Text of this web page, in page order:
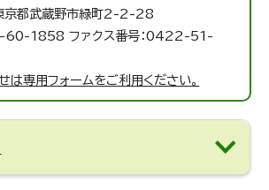
都武蔵野市緑町2-2-28
60-1858 ファクス番号：0422-51-
は専用フォームをご利用ください。